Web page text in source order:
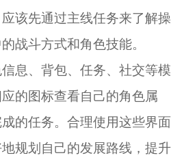
该先通过主线任务来了解操
战斗方式和角色技能。
息、背包、任务、社交等模
的图标查看自己的角色属
的任务。合理使用这些界面
规划自己的发展路线，提升